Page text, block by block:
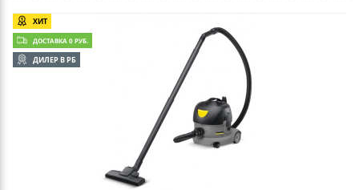
ХИТ
ДОСТАВКА 0 РУБ.
ДИЛЕР В РБ